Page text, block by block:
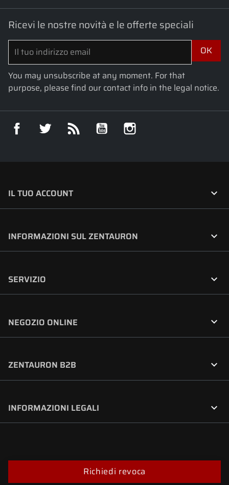
Ricevi le nostre novità e le offerte speciali
You may unsubscribe at any moment. For that
purpose, please find our contact info in the legal notice.
Facebook Twitter YouTube
IL TUO ACCOUNT 
INFORMAZIONI SUL ZENTAURON 
SERVIZIO 
NEGOZIO ONLINE 
ZENTAURON B2B 
INFORMAZIONI LEGALI 
Richiedi revoca